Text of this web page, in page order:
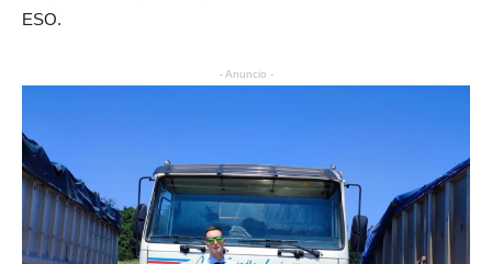
ESO.
- Anuncio -